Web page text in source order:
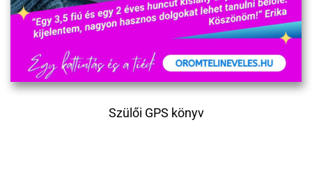
Szülői GPS könyv